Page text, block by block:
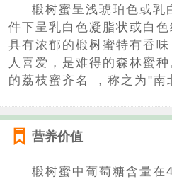
椴树蜜呈浅琥珀色或乳
件下呈乳白色凝脂状或白色
具有浓郁的椴树蜜特有香
人喜爱，是难得的森林蜜
的荔枝蜜齐名 ，称之为"南
营养价值
椴树蜜中葡萄糖含量在